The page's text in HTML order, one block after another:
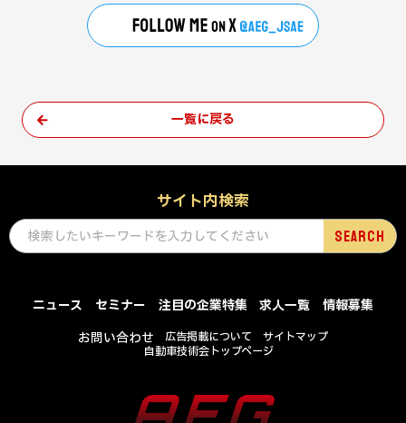
一覧に戻る
サイト内検索
ニュース セミナー 注目の企業特集 求人一覧
情報募集
お問い合わせ
広告掲載について
サイトマップ
自動車技術会トップページ